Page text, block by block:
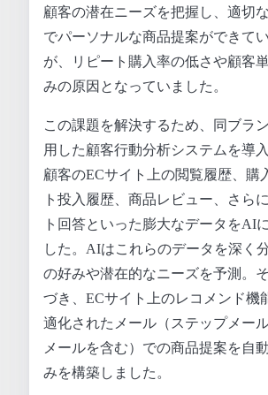
顧客の潜在ニーズを把握し、適切
でパーソナルな商品提案ができて
が、リピート購入率の低さや顧客
みの原因となっていました。
この課題を解決するため、同ブラ
用した顧客行動分析システムを導
顧客のECサイト上の閲覧履歴、購
ト投入履歴、商品レビュー、さら
ト回答といった膨大なデータをAI
した。AIはこれらのデータを深く
の好みや潜在的なニーズを予測。
づき、ECサイト上のレコメンド機
適化されたメール（ステップメー
メールを含む）での商品提案を自
みを構築しました。